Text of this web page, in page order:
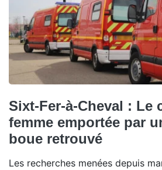
Sixt-Fer-à-Cheval : Le
femme emportée par
boue retrouvé
Les recherches menées depuis